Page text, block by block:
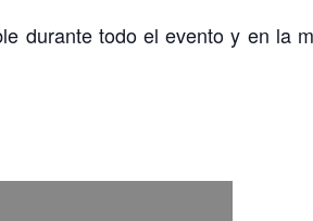
durante todo el evento y en la